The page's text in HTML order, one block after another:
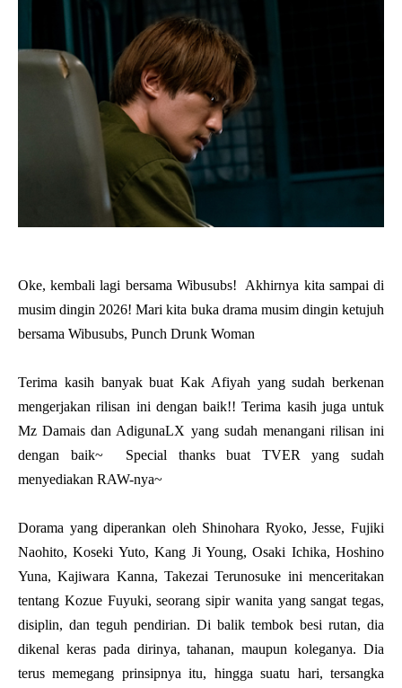
Oke, kembali lagi bersama Wibusubs! Akhirnya kita sampai di
musim dingin 2026! Mari kita buka drama musim dingin ketujuh
bersama Wibusubs, Punch Drunk Woman
Terima kasih banyak buat Kak Afiyah yang sudah berkenan
mengerjakan rilisan ini dengan baik!! Terima kasih juga untuk
Mz Damais dan AdigunaLX yang sudah menangani rilisan ini
dengan baik~ Special thanks buat TVER yang sudah
menyediakan RAW-nya~
Dorama yang diperankan oleh Shinohara Ryoko, Jesse, Fujiki
Naohito, Koseki Yuto, Kang Ji Young, Osaki Ichika, Hoshino
Yuna, Kajiwara Kanna, Takezai Terunosuke ini menceritakan
tentang Kozue Fuyuki, seorang sipir wanita yang sangat tegas,
disiplin, dan teguh pendirian. Di balik tembok besi rutan, dia
dikenal keras pada dirinya, tahanan, maupun koleganya. Dia
terus memegang prinsipnya itu, hingga suatu hari, tersangka